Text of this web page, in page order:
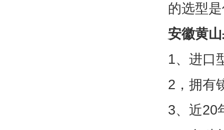
的选型
安徽黄
1、进口
2，拥有
3、近20